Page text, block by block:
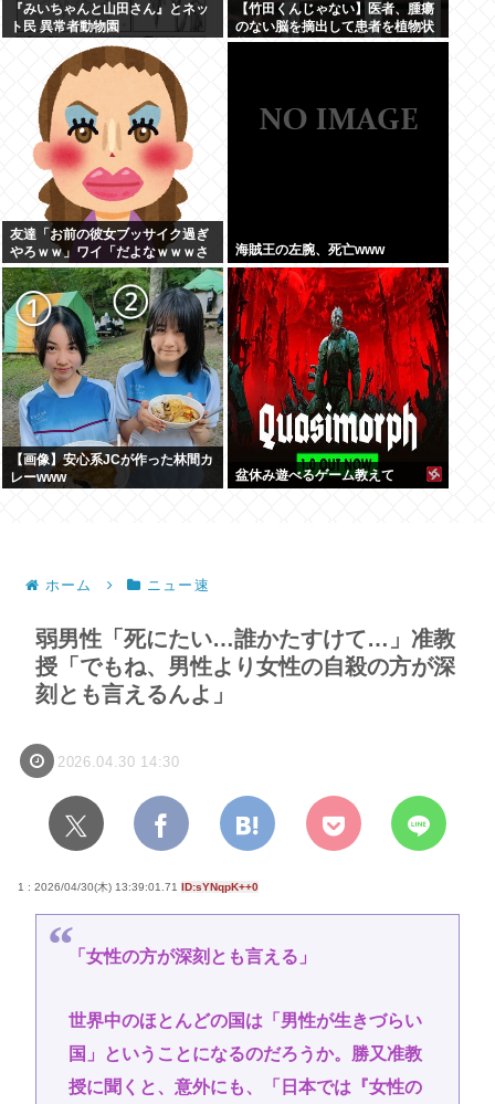
『みいちゃんと山田さん』とネッ
ト民 異常者動物園
【竹田くんじゃない】医者、腫瘍
のない脳を摘出して患者を植物状
態に
友達「お前の彼女ブッサイク過ぎ
やろｗｗ」ワイ「だよなｗｗｗさ
っさと別れたいわｗｗｗ」
海賊王の左腕、死亡www
【画像】安心系JCが作った林間カ
レーwww
盆休み遊べるゲーム教えて
ホーム ニュー速
弱男性「死にたい…誰かたすけて…」准教
授「でもね、男性より女性の自殺の方が深
刻とも言えるんよ」
2026.04.30 14:30
1 : 2026/04/30(木) 13:39:01.71 ID:sYNqpK++0
「女性の方が深刻とも言える」
世界中のほとんどの国は「男性が生きづらい
国」ということになるのだろうか。勝又准教
授に聞くと、意外にも、「日本では『女性の